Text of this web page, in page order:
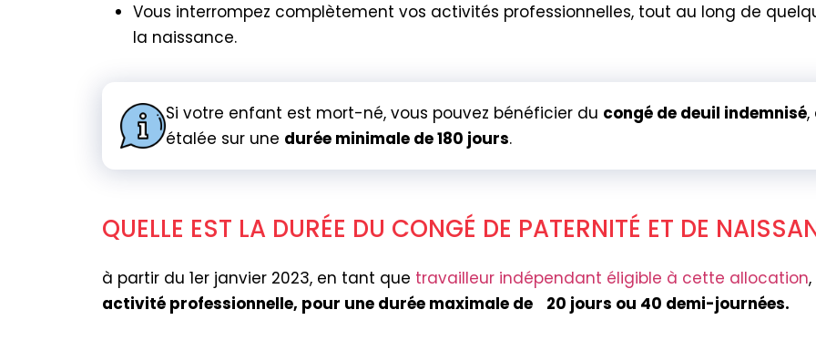
Vous interrompez complètement vos activités professionnelles, tout au long de
la naissance.
Si votre enfant est mort-né, vous pouvez bénéficier du congé de deuil indemnisé,
étalée sur une durée minimale de 180 jours.
QUELLE EST LA DURÉE DU CONGÉ DE PATERNITÉ ET DE
à partir du 1er janvier 2023, en tant que travailleur indépendant éligible à cette allocation,
activité professionnelle, pour une durée maximale de
20 jours ou 40 demi-journées.